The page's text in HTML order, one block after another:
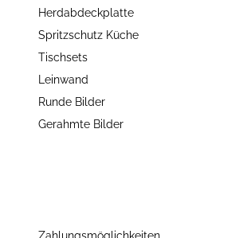
Herdabdeckplatte
Spritzschutz Küche
Tischsets
Leinwand
Runde Bilder
Gerahmte Bilder
Zahlungsmöglichkeiten